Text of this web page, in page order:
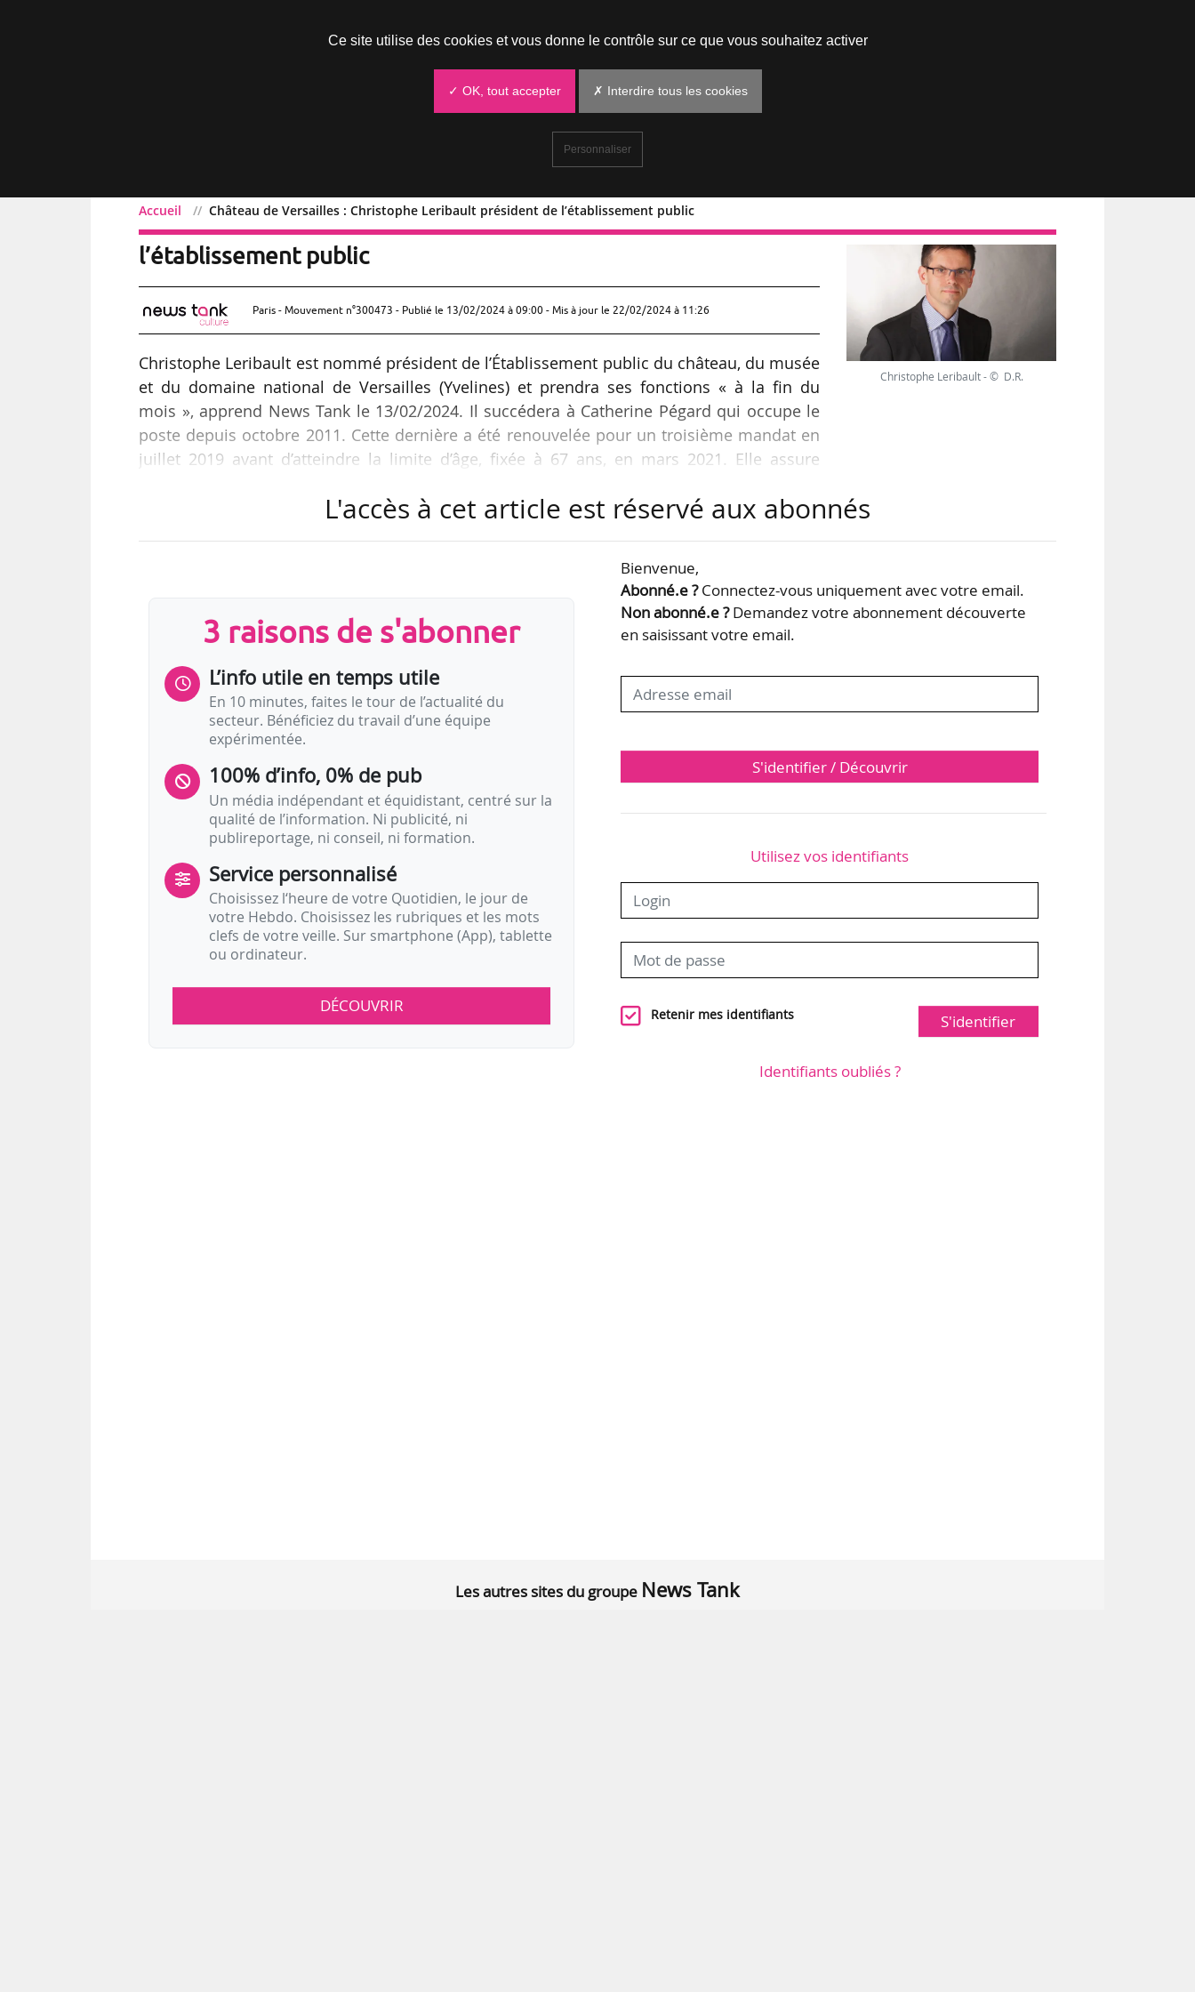
Accueil Château de Versailles : Christophe Leribault président de l’établissement public
Château de Versailles : Christophe Leribault président de
l’établissement public
Paris - Mouvement n°300473 - Publié le 13/02/2024 à 09:00- Mis à jour le 22/02/2024 à 11:26
Christophe Leribault est nommé président de l’Établissement public du château, du musée
et du domaine national de Versailles (Yvelines) et prendra ses fonctions « à la fin du
mois », apprend News Tank le 13/02/2024. Il succédera à Catherine Pégard qui occupe le
poste depuis octobre 2011. Cette dernière a été renouvelée pour un troisième mandat en
juillet 2019 avant d’atteindre la limite d’âge, fixée à 67 ans, en mars 2021. Elle assure
section des membres libres de l’Académie des beaux-arts depuis janvier 2023. Avant cela,
Christophe Leribault - © D.R.
L'accès à cet article est réservé aux abonnés
3 raisons de s'abonner
L’info utile en temps utile
En 10 minutes, faites le tour de l’actualité du
secteur. Bénéficiez du travail d’une équipe
expérimentée.
100% d’info, 0% de pub
Un média indépendant et équidistant, centré sur la
qualité de l’information. Ni publicité, ni
publireportage, ni conseil, ni formation.
Service personnalisé
Choisissez l‘heure de votre Quotidien, le jour de
votre Hebdo. Choisissez les rubriques et les mots
clefs de votre veille. Sur smartphone (App), tablette
ou ordinateur.
DÉCOUVRIR
Bienvenue,
Abonné.e ?Connectez-vous uniquement avec votre email.
Non abonné.e ?Demandez votre abonnement découverte
en saisissant votre email.
S'identifier / Découvrir
Utilisez vos identifiants
Retenir mes identifiants S'identifier
Identifiants oubliés ?
Les autres sites du groupe News Tank
Ce site utilise des cookies et vous donne le contrôle sur ce que vous souhaitez activer
✓ OK, tout accepter ✗ Interdire tous les cookies
Personnaliser